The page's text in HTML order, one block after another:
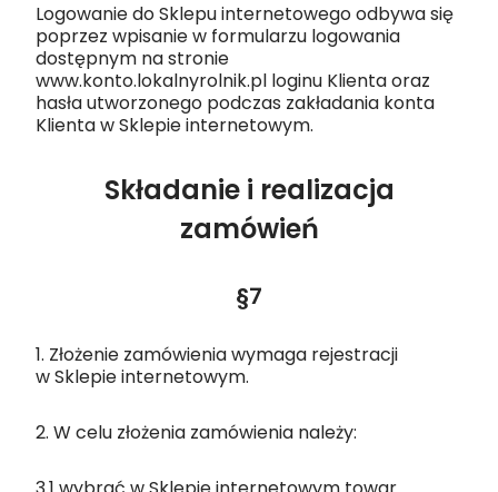
Logowanie do Sklepu internetowego odbywa się
poprzez wpisanie w formularzu logowania
dostępnym na stronie
www.konto.lokalnyrolnik.pl loginu Klienta oraz
hasła utworzonego podczas zakładania konta
Klienta w Sklepie internetowym.
Składanie i realizacja
zamówień
§7
1. Złożenie zamówienia wymaga rejestracji
w Sklepie internetowym.
2. W celu złożenia zamówienia należy: